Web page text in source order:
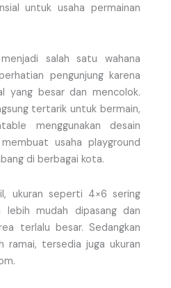
untuk usaha permainan
salah satu wahana
pengunjung karena
yang besar dan mencolok.
tertarik untuk bermain,
menggunakan desain
usaha playground
di berbagai kota.
ukuran seperti 4×6 sering
lebih mudah dipasang dan
terlalu besar. Sedangkan
tersedia juga ukuran